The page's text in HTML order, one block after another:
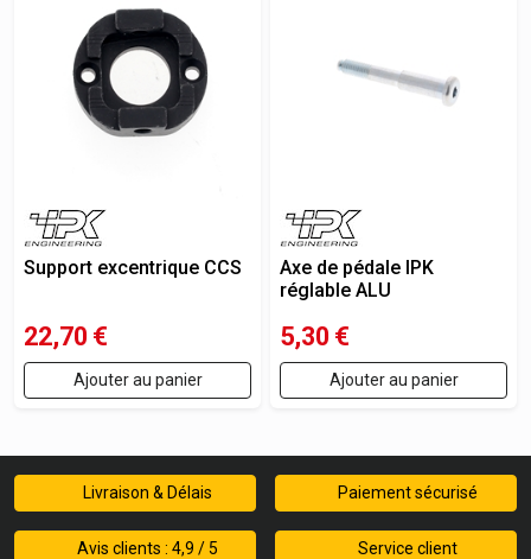
Support excentrique CCS
22,70 €
Ajouter au panier
Axe de pédale IPK
réglable ALU
5,30 €
Ajouter au panier
Livraison & Délais Paiement sécurisé
Avis clients : 4,9 / 5 Service client